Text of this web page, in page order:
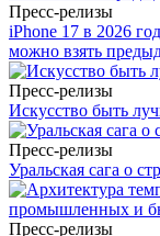
Пресс-релизы
iPhone 17 в 2026
можно взять
Пресс-релизы
Искусство быть
Пресс-релизы
Уральская сага о
Пресс-релизы